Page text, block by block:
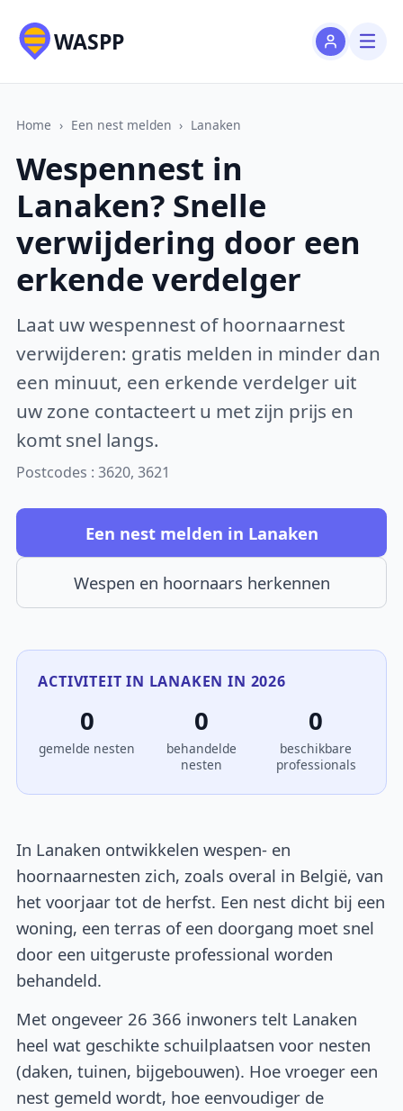
WASPP
Home › Een nest melden › Lanaken
Wespennest in
Lanaken? Snelle
verwijdering door een
erkende verdelger
Laat uw wespennest of hoornaarnest
verwijderen: gratis melden in minder dan
een minuut, een erkende verdelger uit
uw zone contacteert u met zijn prijs en
komt snel langs.
Postcodes : 3620, 3621
Een nest melden in Lanaken
Wespen en hoornaars herkennen
ACTIVITEIT IN LANAKEN IN 2026
0
gemelde nesten
0
behandelde
nesten
0
beschikbare
professionals
In Lanaken ontwikkelen wespen- en
hoornaarnesten zich, zoals overal in België, van
het voorjaar tot de herfst. Een nest dicht bij een
woning, een terras of een doorgang moet snel
door een uitgeruste professional worden
behandeld.
Met ongeveer 26 366 inwoners telt Lanaken
heel wat geschikte schuilplaatsen voor nesten
(daken, tuinen, bijgebouwen). Hoe vroeger een
nest gemeld wordt, hoe eenvoudiger de